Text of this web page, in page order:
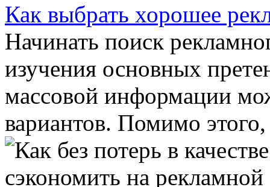
Как выбрать хорошее
Начинать поиск
изучения основных
массовой информации
вариантов. Помимо этого,